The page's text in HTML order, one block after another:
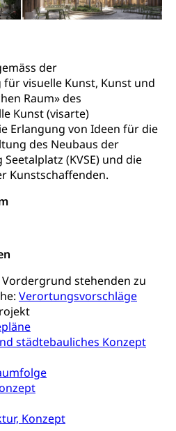
der
visuelle Kunst, Kunst und
Raum» des
Kunst (visarte)
Erlangung von Ideen für die
des Neubaus der
(KVSE) und die
Kunstschaffenden.
stehenden zu
Verortungsvorschläge
städtebauliches Konzept
Konzept
Schulen
& Basisstufe
Förderung
parallele Einfuhr,
nationale Erschöpfung,
Preisabsprache, Kartell,
und
(WAS Luzern)
(WAS Luzern)
(WAS
Unfallversicherung
Unfallverhütung,